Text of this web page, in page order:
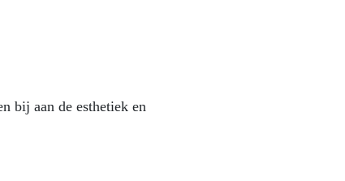
bij aan de esthetiek en